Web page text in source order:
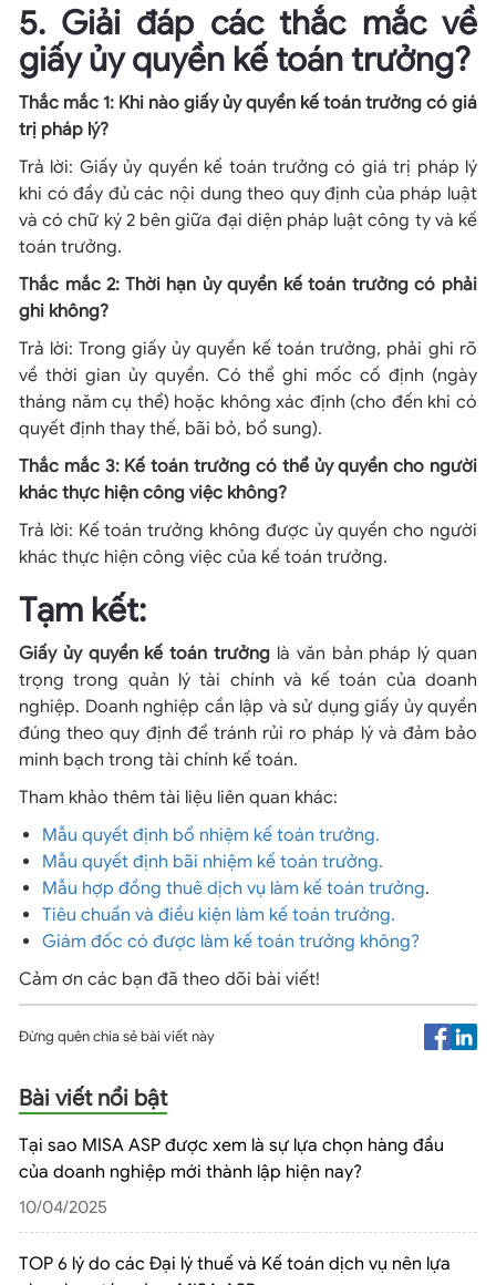
5. Giải đáp các thắc mắc về
giấy ủy quyền kế toán trưởng?
Thắc mắc 1: Khi nào giấy ủy quyền kế toán trưởng có giá
trị pháp lý?
Trả lời: Giấy ủy quyền kế toán trưởng có giá trị pháp lý
khi có đầy đủ các nội dung theo quy định của pháp luật
và có chữ ký 2 bên giữa đại diện pháp luật công ty và kế
toán trưởng.
Thắc mắc 2: Thời hạn ủy quyền kế toán trưởng có phải
ghi không?
Trả lời: Trong giấy ủy quyền kế toán trưởng, phải ghi rõ
về thời gian ủy quyền. Có thể ghi mốc cố định (ngày
tháng năm cụ thể) hoặc không xác định (cho đến khi có
quyết định thay thế, bãi bỏ, bổ sung).
Thắc mắc 3: Kế toán trưởng có thể ủy quyền cho người
khác thực hiện công việc không?
Trả lời: Kế toán trưởng không được ủy quyền cho người
khác thực hiện công việc của kế toán trưởng.
Tạm kết:
Giấy ủy quyền kế toán trưởng là văn bản pháp lý quan
trọng trong quản lý tài chính và kế toán của doanh
nghiệp. Doanh nghiệp cần lập và sử dụng giấy ủy quyền
đúng theo quy định để tránh rủi ro pháp lý và đảm bảo
minh bạch trong tài chính kế toán.
Tham khảo thêm tài liệu liên quan khác:
Mẫu quyết định bổ nhiệm kế toán trưởng.
Mẫu quyết định bãi nhiệm kế toán trưởng.
Mẫu hợp đồng thuê dịch vụ làm kế toán trưởng.
Tiêu chuẩn và điều kiện làm kế toán trưởng.
Giám đốc có được làm kế toán trưởng không?
Cảm ơn các bạn đã theo dõi bài viết!
Đừng quên chia sẻ bài viết này
Bài viết nổi bật
Tại sao MISA ASP được xem là sự lựa chọn hàng đầu
của doanh nghiệp mới thành lập hiện nay?
10/04/2025
TOP 6 lý do các Đại lý thuế và Kế toán dịch vụ nên lựa